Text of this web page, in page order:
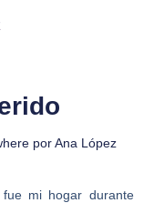
por Ana López
fue mi hogar durante